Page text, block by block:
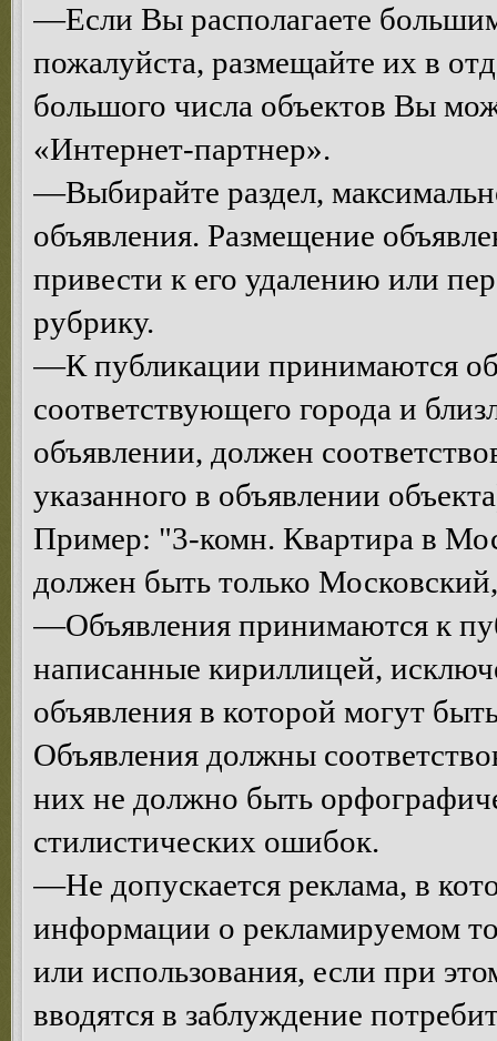
—Если Вы располагаете
пожалуйста, размещайте их в
большого числа объектов Вы
«Интернет-партнер».
—Выбирайте раздел,
объявления. Размещение
привести к его удалению или
рубрику.
—К публикации принимаются
соответствующего города и
объявлении, должен
указанного в объявлении
Пример: "3-комн. Квартира в
должен быть только
—Объявления принимаются к
написанные кириллицей,
объявления в которой могут
Объявления должны
них не должно быть
стилистических ошибок.
—Не допускается реклама, в
информации о рекламируемом
или использования, если при
вводятся в заблуждение